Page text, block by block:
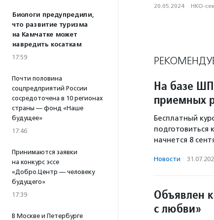
Биологи предупредили,
что развитие туризма
на Камчатке может
навредить косаткам
17:59
Почти половина
соцпредприятий России
сосредоточена в 10 регионах
страны — фонд «Наше
будущее»
17:46
Принимаются заявки
на конкурс эссе
«Добро.Центр — человеку
будущего»
17:39
В Москве и Петербурге
20.05.2024 · НКО-
На базе
приемных
Бесплатный
подготовиться
начнется 8
Новости ·
Объявлен
с любви»